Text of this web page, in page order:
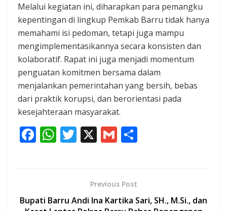
Melalui kegiatan ini, diharapkan para pemangku
kepentingan di lingkup Pemkab Barru tidak hanya
memahami isi pedoman, tetapi juga mampu
mengimplementasikannya secara konsisten dan
kolaboratif. Rapat ini juga menjadi momentum
penguatan komitmen bersama dalam
menjalankan pemerintahan yang bersih, bebas
dari praktik korupsi, dan berorientasi pada
kesejahteraan masyarakat.
F
o
W
A
T
er
X G
l
Previous Post
Bupati Barru Andi Ina Kartika Sari, SH., M.Si., dan